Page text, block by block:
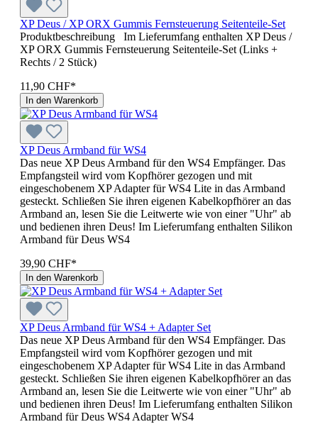
XP Deus / XP ORX Gummis Fernsteuerung Seitenteile-Set
Produktbeschreibung Im Lieferumfang enthalten XP Deus /
XP ORX Gummis Fernsteuerung Seitenteile-Set (Links +
Rechts / 2 Stück)
11,90 CHF*
In den Warenkorb
XP Deus Armband für WS4
Das neue XP Deus Armband für den WS4 Empfänger. Das
Empfangsteil wird vom Kopfhörer gezogen und mit
eingeschobenem XP Adapter für WS4 Lite in das Armband
gesteckt. Schließen Sie ihren eigenen Kabelkopfhörer an das
Armband an, lesen Sie die Leitwerte wie von einer "Uhr" ab
und bedienen ihren Deus! Im Lieferumfang enthalten Silikon
Armband für Deus WS4
39,90 CHF*
In den Warenkorb
XP Deus Armband für WS4 + Adapter Set
Das neue XP Deus Armband für den WS4 Empfänger. Das
Empfangsteil wird vom Kopfhörer gezogen und mit
eingeschobenem XP Adapter für WS4 Lite in das Armband
gesteckt. Schließen Sie ihren eigenen Kabelkopfhörer an das
Armband an, lesen Sie die Leitwerte wie von einer "Uhr" ab
und bedienen ihren Deus! Im Lieferumfang enthalten Silikon
Armband für Deus WS4 Adapter WS4